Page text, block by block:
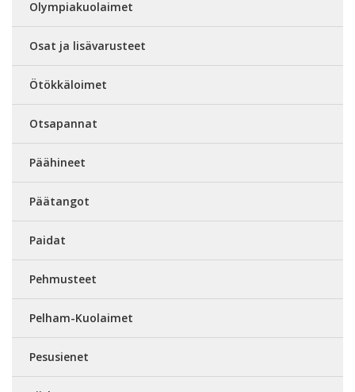
Olympiakuolaimet
Osat ja lisävarusteet
Ötökkäloimet
Otsapannat
Päähineet
Päätangot
Paidat
Pehmusteet
Pelham-Kuolaimet
Pesusienet